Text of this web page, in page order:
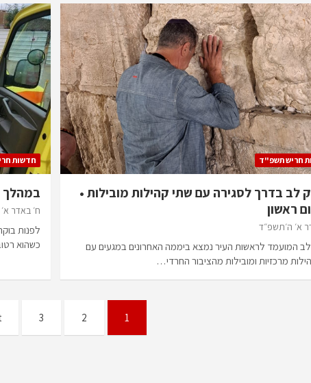
חריש תשפ"ד
לב בדרך לסגירה עם שתי קהילות מובילות •
ראשון
א׳ ה׳תשפ״ד
לב המועמד לראשות העיר נמצא ביממה האחרונים במגעים עם
מרכזיות ומובילות מהציבור החרדי…
חדשות
במהלך
ח׳ באדר
כשהוא
1
2
3